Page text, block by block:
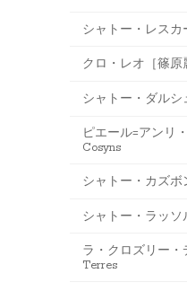
シャトー・レスカ
クロ・レオ［篠原
シャトー・ダルシ
ピエール=アンリ
Cosyns
シャトー・カズボ
シャトー・ラッソ
ラ・クロズリー・
Terres